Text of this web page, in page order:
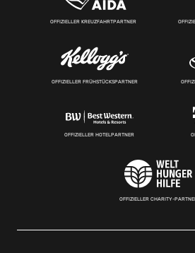
OFFIZIELLER KREUZFAHRTPARTNER
OFFIZIELLER FRÜHSTÜCKSPARTNER
OFFIZIELLER HOTELPARTNER
OFFIZIELLER CHARITY-